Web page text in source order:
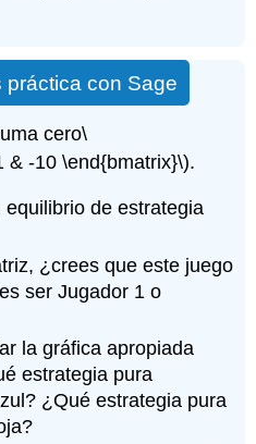
práctica con Sage
cero\
& -10 \end{bmatrix}\).
de estrategia
¿crees que este juego
ser Jugador 1 o
la gráfica apropiada
estrategia pura
¿Qué estrategia pura